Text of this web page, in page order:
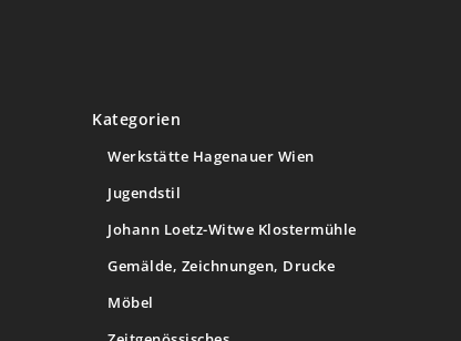
Kategorien
Werkstätte Hagenauer Wien
Jugendstil
Johann Loetz-Witwe Klostermühle
Gemälde, Zeichnungen, Drucke
Möbel